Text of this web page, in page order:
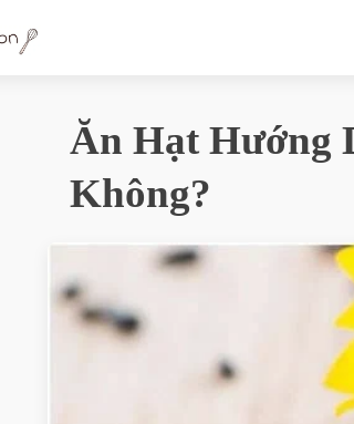
Ăn Hạt Hướng
Không?